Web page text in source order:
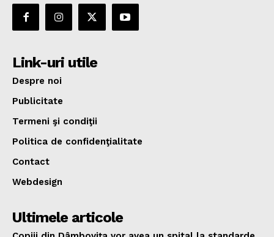
Link-uri utile
Despre noi
Publicitate
Termeni şi condiţii
Politica de confidenţialitate
Contact
Webdesign
Ultimele articole